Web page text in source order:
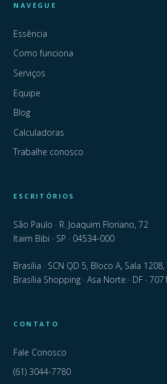
NAVEGUE
Essência
Como funciona
Serviços
Equipe
Blog
Calculadoras
Trabalhe conosco
ESCRITÓRIOS
São Paulo · R. Joaquim Floriano, 72
Itaim Bibi · SP · 04534-000
Brasília · SCN QD 5, Bloco A, Sala
Brasília Shopping · Asa Norte · DF ·
CONTATO
Fale Conosco
(61) 3044-7780